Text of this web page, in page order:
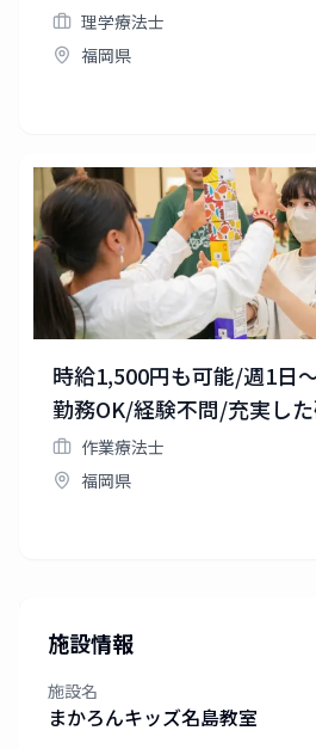
イカー通勤OK
理学療法士
福岡県
時給1,500円も可能/週1日
勤務OK/経験不問/充実し
イカー通勤OK
作業療法士
福岡県
施設情報
施設名
まかろんキッズ名島教室